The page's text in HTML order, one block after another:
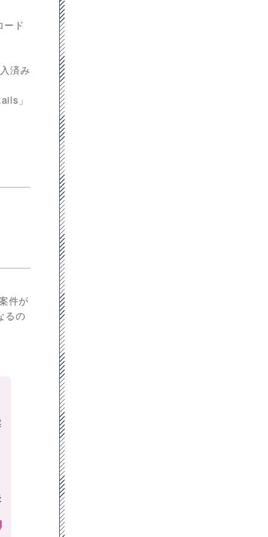
ド
済み
」
件が
るの